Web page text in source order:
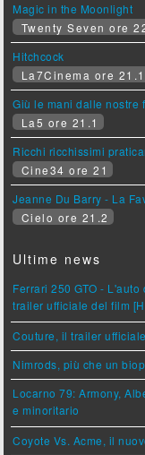
Magic in the Moonlight
Twenty Seven ore
Hitchcock
La7Cinema ore
Giù le mani dalle nostre
La5 ore 21.1
Ricchi ricchissimi
Cine34 ore 21
Jeanne Du Barry - La
Cielo ore 21.2
Ultime news
Ferrari 250 GTO -
trailer ufficiale del film
Couture, il trailer
Nimrods, più che un
Locarno 79: Armony,
e minoritario
Coyote Vs. Acme, il